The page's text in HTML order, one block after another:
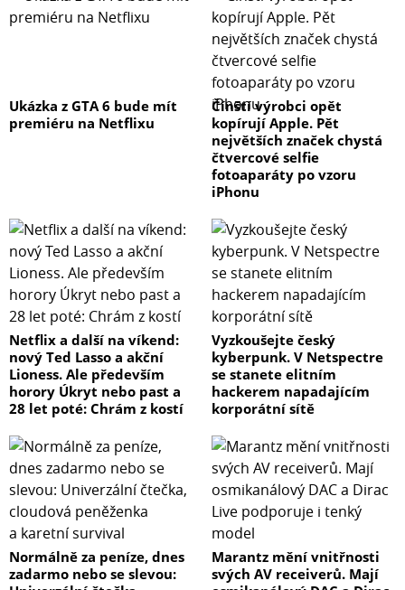
Ukázka z GTA 6 bude mít
premiéru na Netflixu
Čínští výrobci opět
kopírují Apple. Pět
největších značek chystá
čtvercové selfie
fotoaparáty po vzoru
iPhonu
Netflix a další na víkend:
nový Ted Lasso a akční
Lioness. Ale především
horory Úkryt nebo past a
28 let poté: Chrám z kostí
Vyzkoušejte český
kyberpunk. V Netspectre
se stanete elitním
hackerem napadajícím
korporátní sítě
Normálně za peníze, dnes
zadarmo nebo se slevou:
Marantz mění vnitřnosti
svých AV receiverů. Mají